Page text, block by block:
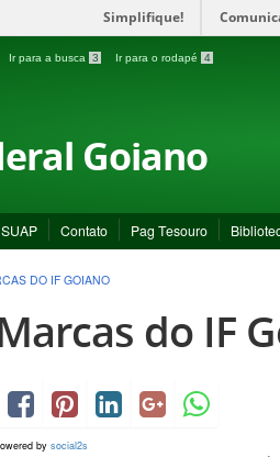
Simplifique!
Ir para a busca 3 Ir para o rodapé 4
Goiano
SUAP Contato Pag Tesouro
DO IF GOIANO
do IF
by social2s